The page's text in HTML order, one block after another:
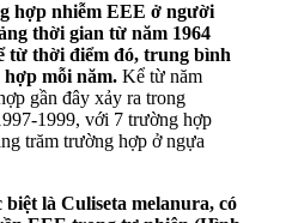
hợp nhiễm EEE ở người
thời gian từ năm 1964
từ thời điểm đó, trung bình
mỗi năm. Kể từ năm
gần đây xảy ra trong
1999, với 7 trường hợp
trăm trường hợp ở ngựa
biệt là Culiseta melanura, có